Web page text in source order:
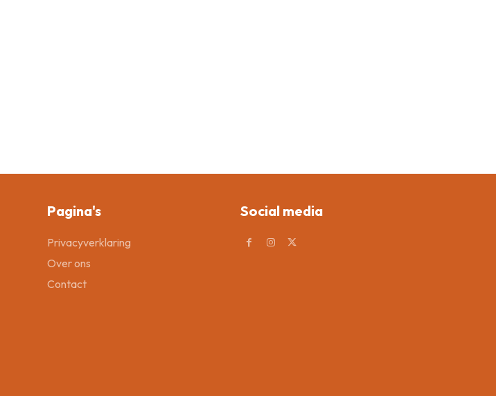
Pagina's
Privacyverklaring
Over ons
Contact
Social media